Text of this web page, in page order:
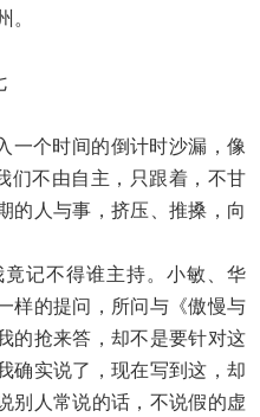
个时间的倒计时沙漏，像
们不由自主，只跟着，不甘
的人与事，挤压、推搡，向
记不得谁主持。小敏、华
样的提问，所问与《傲慢与
的抢来答，却不是要针对这
确实说了，现在写到这，却
别人常说的话，不说假的虚